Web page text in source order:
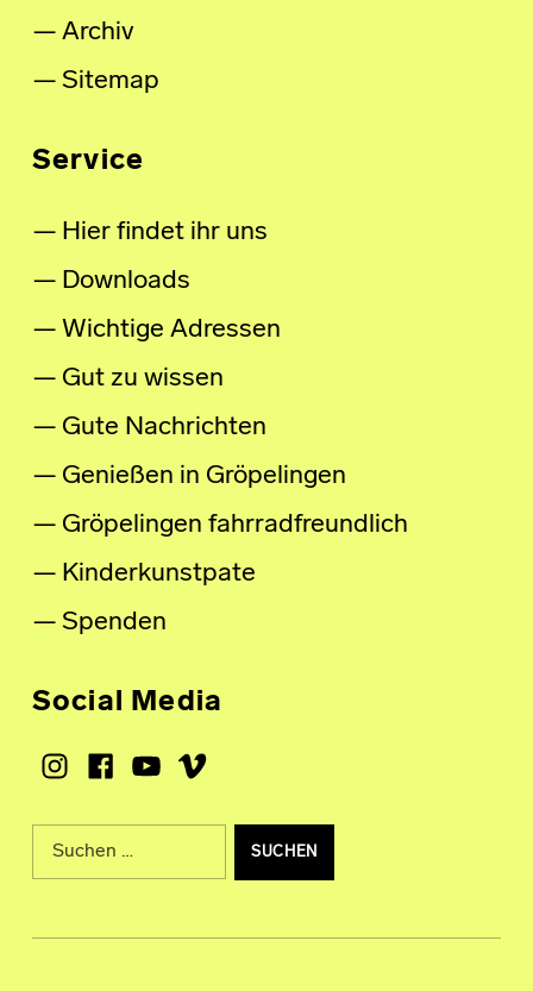
Archiv
Sitemap
Service
Hier findet ihr uns
Downloads
Wichtige Adressen
Gut zu wissen
Gute Nachrichten
Genießen in Gröpelingen
Gröpelingen fahrradfreundlich
Kinderkunstpate
Spenden
Social Media
Instagram
Facebook
Youtube
Vimeo
Suche nach: